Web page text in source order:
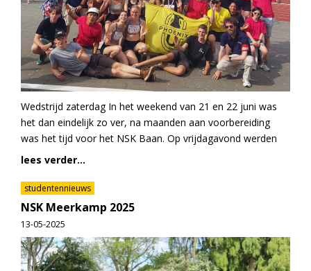
Wedstrijd zaterdag In het weekend van 21 en 22 juni was
het dan eindelijk zo ver, na maanden aan voorbereiding
was het tijd voor het NSK Baan. Op vrijdagavond werden
lees verder...
studentennieuws
NSK Meerkamp 2025
13-05-2025